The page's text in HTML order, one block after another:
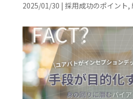
2025/01/30 | 採用成功のポイント,